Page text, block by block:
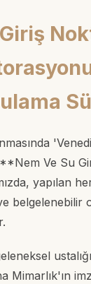
Ve Su
yapılan
belgelenebilir
Mimarlık'ın